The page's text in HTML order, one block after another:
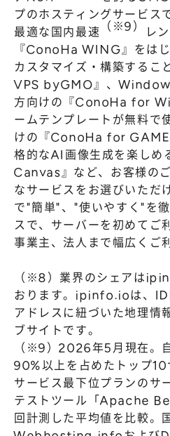
プのホスティングサービス
最適な国内最速
（※9）
レ
『ConoHa WING』をは
カスタマイズ・構築する
VPS byGMO』、
方向けの『ConoHa for
ームテンプレートが無料で
けの『ConoHa for GAME
格的なAI画像生成を楽しめ
Canvas』など、お客様の
なサービスをお選びいただ
で"簡単"、"使いやすく"を
スで、サーバーを初めてご
事業主、法人まで幅広くご
（※8）業界のシェアは
おります。ipinfo.ioは、
アドレスに紐づいた地理情
ブサイトです。
（※9）2026年5月現在。
90%以上を占めたトップ
サービス最下位プランのサ
テストツール「Apache
回計測した平均値を比較。